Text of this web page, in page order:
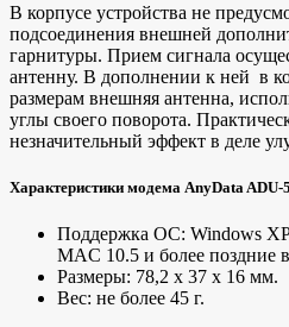
В корпусе устройства не
подсоединения внешней
гарнитуры. Прием сигнала
антенну. В дополнении к ней в
размерам внешняя антенна,
углы своего поворота.
незначительный эффект в деле
Характеристики модема AnyData ADU-
Поддержка ОС: Windows XP
MAC 10.5 и более поздние
Размеры: 78,2 х 37 х 16 мм.
Вес: не более 45 г.